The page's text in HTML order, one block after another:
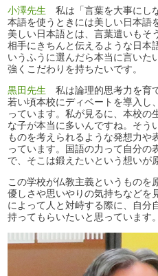
小澤先生 私は「言葉を大事にし
本語を使うときには美しい日本語
美しい日本語とは、言葉遣いもそ
相手にきちんと伝えるような日本
いうふうに選んだら本当に言いた
強くこだわりを持ちたいです。
黒田先生 私は論理的思考力を育
若い頃本校にディベートを導入し
っています。私が見るに、本校の
な子が本当に多いんですね。そう
ものを考えられるような発想力や
っています。国語の力って自分の
で、そこは鍛えたいという想いが
この学校が仏教主義というものを
優しさや思いやりの気持ちなどを
によって人と対峙する際に、自分
持ってもらいたいと思っています。